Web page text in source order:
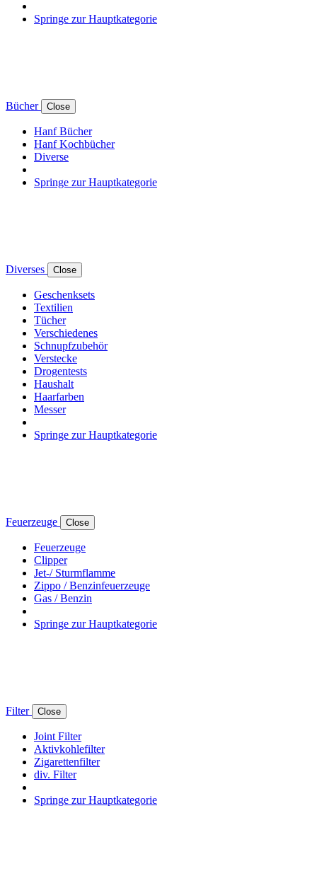
Springe zur Hauptkategorie
Bücher Close
Hanf Bücher
Hanf Kochbücher
Diverse
Springe zur Hauptkategorie
Diverses Close
Geschenksets
Textilien
Tücher
Verschiedenes
Schnupfzubehör
Verstecke
Drogentests
Haushalt
Haarfarben
Messer
Springe zur Hauptkategorie
Feuerzeuge Close
Feuerzeuge
Clipper
Jet-/ Sturmflamme
Zippo / Benzinfeuerzeuge
Gas / Benzin
Springe zur Hauptkategorie
Filter Close
Joint Filter
Aktivkohlefilter
Zigarettenfilter
div. Filter
Springe zur Hauptkategorie